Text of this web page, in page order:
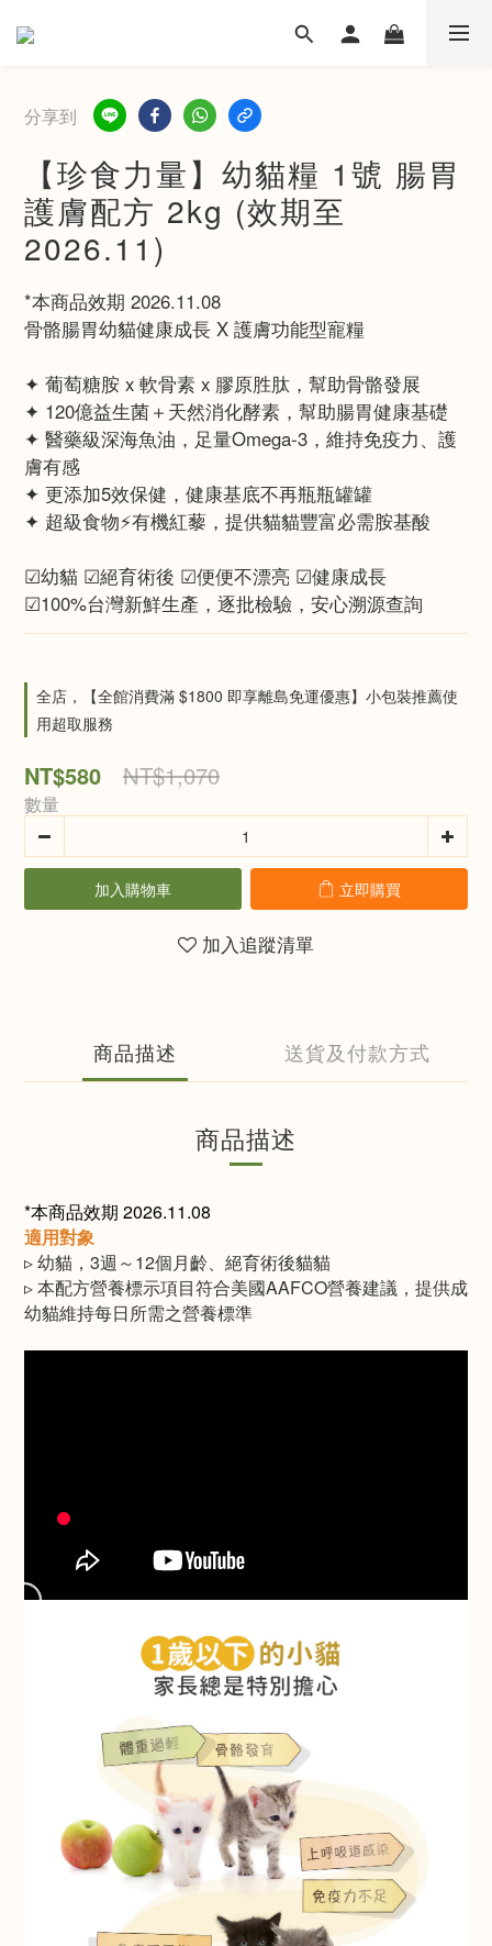
分享到
【珍食力量】幼貓糧 1號 腸胃
護膚配方 2kg (效期至
2026.11)
*本商品效期 2026.11.08
骨骼腸胃幼貓健康成長 X 護膚功能型寵糧
✦ 葡萄糖胺 x 軟骨素 x 膠原胜肽，幫助骨骼發展
✦ 120億益生菌＋天然消化酵素，幫助腸胃健康基礎​
✦ 醫藥級深海魚油，足量Omega-3，維持免疫力、護
膚有感
✦ 更添加5效保健，健康基底不再瓶瓶罐罐
✦ 超級食物⚡️有機紅藜，提供貓貓豐富必需胺基酸
☑幼貓 ☑絕育術後 ☑便便不漂亮 ☑健康成長
☑100%台灣新鮮生產，逐批檢驗，安心溯源查詢
全店，【全館消費滿 $1800 即享離島免運優惠】小包裝推薦使
用超取服務
NT$580 NT$1,070
數量
加入購物車 立即購買
加入追蹤清單
商品描述 送貨及付款方式
商品描述
*本商品效期 2026.11.08
適用對象​
▹ 幼貓，3週～12個月齡、絕育術後貓貓
▹ 本配方營養標示項目符合美國AAFCO營養建議，提供成
幼貓維持每日所需之營養標準